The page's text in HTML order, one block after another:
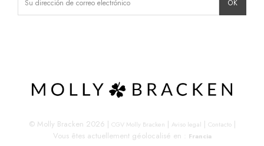
© Molly Bracken 2026 | CGV Molly Bracken | Aviso legal | Contacto |
Vous êtes actuellement géolocalisé en :
Francia